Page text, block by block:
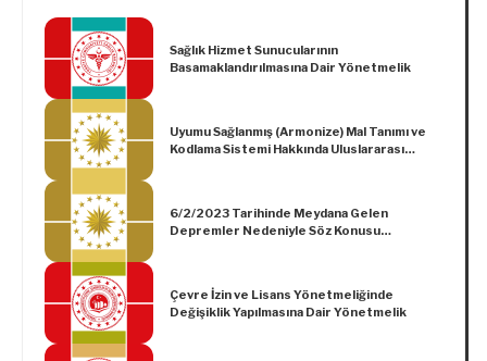
Sağlık Hizmet Sunucularının
Basamaklandırılmasına Dair Yönetmelik
Uyumu Sağlanmış (Armonize) Mal Tanımı ve
Kodlama Sistemi Hakkında Uluslararası
Sayılı Cumhurbaşkanı Kararının Yürürlükten
Kaldırılması Hakkında Karar (Karar Sayısı:
6/2/2023 Tarihinde Meydana Gelen
Depremler Nedeniyle Söz Konusu
Sayısı: 7267)
Çevre İzin ve Lisans Yönetmeliğinde
Değişiklik Yapılmasına Dair Yönetmelik